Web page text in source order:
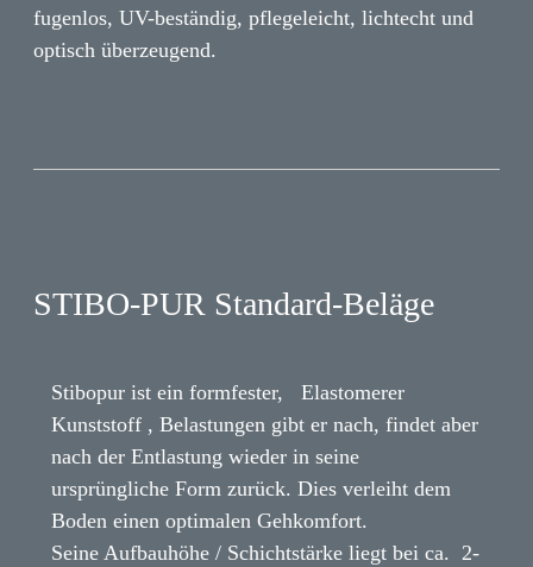
fugenlos, UV-beständig, pflegeleicht, lichtecht und
optisch überzeugend.
STIBO-PUR Standard-Beläge
Stibopur ist ein formfester, Elastomerer
Kunststoff , Belastungen gibt er nach, findet aber
nach der Entlastung wieder in seine
ursprüngliche Form zurück. Dies verleiht dem
Boden einen optimalen Gehkomfort.
Seine Aufbauhöhe / Schichtstärke liegt bei ca. 2-